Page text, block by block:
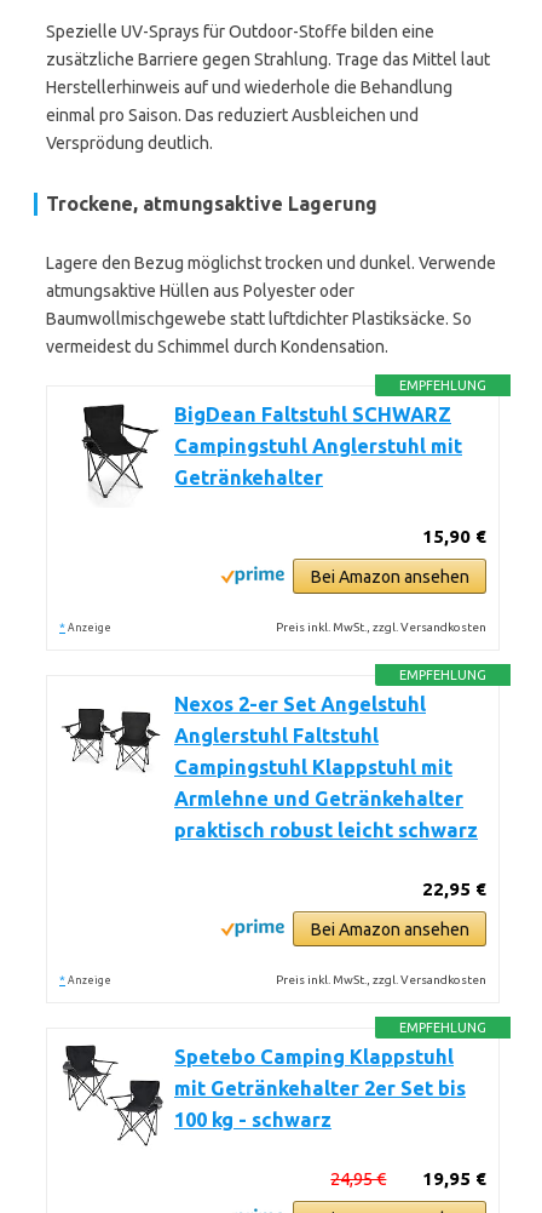
Spezielle UV-Sprays für Outdoor-Stoffe bilden eine
zusätzliche Barriere gegen Strahlung. Trage das Mittel laut
Herstellerhinweis auf und wiederhole die Behandlung
einmal pro Saison. Das reduziert Ausbleichen und
Versprödung deutlich.
Trockene, atmungsaktive Lagerung
Lagere den Bezug möglichst trocken und dunkel. Verwende
atmungsaktive Hüllen aus Polyester oder
Baumwollmischgewebe statt luftdichter Plastiksäcke. So
vermeidest du Schimmel durch Kondensation.
EMPFEHLUNG
BigDean Faltstuhl SCHWARZ
Campingstuhl Anglerstuhl mit
Getränkehalter
15,90 €
Bei Amazon ansehen
* Anzeige Preis inkl. MwSt., zzgl. Versandkosten
EMPFEHLUNG
Nexos 2-er Set Angelstuhl
Anglerstuhl Faltstuhl
Campingstuhl Klappstuhl mit
Armlehne und Getränkehalter
praktisch robust leicht schwarz
22,95 €
Bei Amazon ansehen
* Anzeige Preis inkl. MwSt., zzgl. Versandkosten
EMPFEHLUNG
Spetebo Camping Klappstuhl
mit Getränkehalter 2er Set bis
100 kg - schwarz
19,95 €
24,95 €